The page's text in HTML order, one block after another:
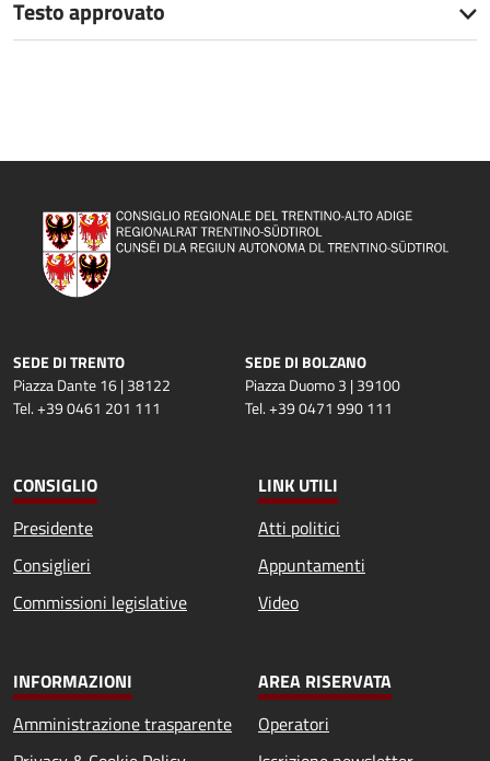
Testo approvato
SEDE DI TRENTO
Piazza Dante 16 | 38122
Tel. +39 0461 201 111
SEDE DI BOLZANO
Piazza Duomo 3 | 39100
Tel. +39 0471 990 111
CONSIGLIO
Presidente
Consiglieri
Commissioni legislative
LINK UTILI
Atti politici
Appuntamenti
Video
INFORMAZIONI
Amministrazione trasparente
AREA RISERVATA
Operatori